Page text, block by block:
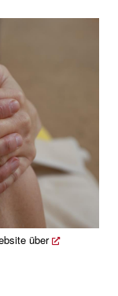
über